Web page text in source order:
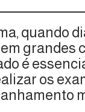
quando
grandes
é
os